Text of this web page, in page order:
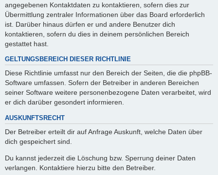
angegebenen Kontaktdaten zu kontaktieren, sofern dies zur
Übermittlung zentraler Informationen über das Board erforderlich
ist. Darüber hinaus dürfen er und andere Benutzer dich
kontaktieren, sofern du dies in deinem persönlichen Bereich
gestattet hast.
GELTUNGSBEREICH DIESER RICHTLINIE
Diese Richtlinie umfasst nur den Bereich der Seiten, die die phpBB-
Software umfassen. Sofern der Betreiber in anderen Bereichen
seiner Software weitere personenbezogene Daten verarbeitet, wird
er dich darüber gesondert informieren.
AUSKUNFTSRECHT
Der Betreiber erteilt dir auf Anfrage Auskunft, welche Daten über
dich gespeichert sind.
Du kannst jederzeit die Löschung bzw. Sperrung deiner Daten
verlangen. Kontaktiere hierzu bitte den Betreiber.